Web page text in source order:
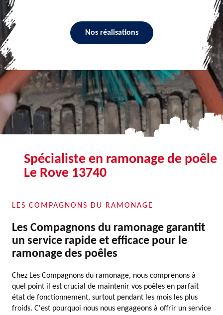
Nos réalisations
Spécialiste en ramonage de poêle
Le Rove 13740
LES COMPAGNONS DU RAMONAGE
Les Compagnons du ramonage garantit
un service rapide et efficace pour le
ramonage des poêles
Chez Les Compagnons du ramonage, nous comprenons à
quel point il est crucial de maintenir vos poêles en parfait
état de fonctionnement, surtout pendant les mois les plus
froids. C'est pourquoi nous nous engageons à offrir un service